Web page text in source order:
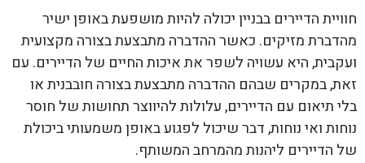
חוויית הדיירים בבניין יכולה להיות מושפעת באופן ישיר
מהדברת מזיקים. כאשר ההדברה מתבצעת בצורה מקצועית
ועקבית, היא עשויה לשפר את איכות החיים של הדיירים. עם
זאת, במקרים שבהם ההדברה מתבצעת בצורה חובבנית או
בלי תיאום עם הדיירים, עלולות להיווצר תחושות של חוסר
נוחות ואי נוחות, דבר שיכול לפגוע באופן משמעותי ביכולת
של הדיירים ליהנות מהמרחב המשותף.